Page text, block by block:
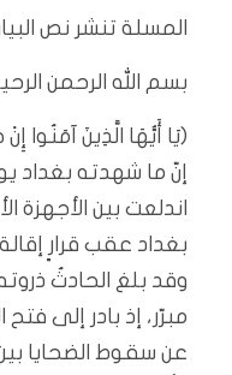
المسلة تنشر نص
بسم الله الرحمن
(يَا أَيُّهَا الَّذِينَ
إنّ ما شهدته
اندلعت بين
بغداد عقب قرارٍ
وقد بلغ الحادثُ
مبرّر، إذ بادر إلى
عن سقوط الضحايا